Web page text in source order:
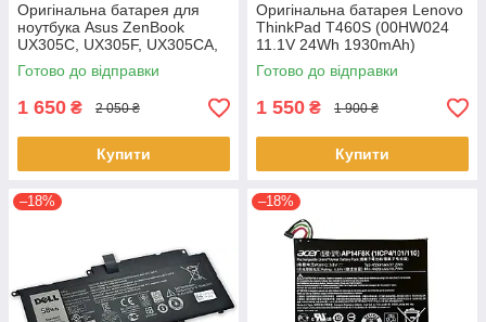
Оригінальна батарея для
ноутбука Asus ZenBook
UX305C, UX305F, UX305CA,
UX305FA - C31N1411 (+11.4 V
45Wh) АКБ
Готово до відправки
1 650 ₴ 2 050 ₴
Купити
Оригінальна батарея Lenovo
ThinkPad T460S (00HW024
11.1V 24Wh 1930mAh)
Акумулятор, АКБ для
ноутбука
Готово до відправки
1 550 ₴ 1 900 ₴
Купити
–18% –18%